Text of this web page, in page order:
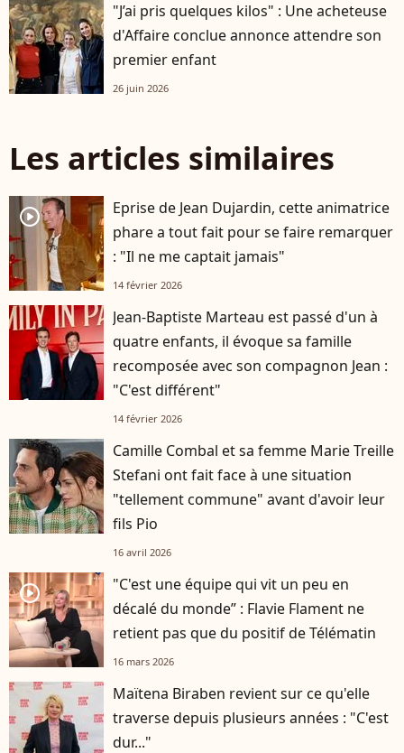
"J’ai pris quelques kilos" : Une acheteuse
d'Affaire conclue annonce attendre son
premier enfant
26 juin 2026
Les articles similaires
player2
Eprise de Jean Dujardin, cette animatrice
phare a tout fait pour se faire remarquer
: "Il ne me captait jamais"
14 février 2026
Jean-Baptiste Marteau est passé d'un à
quatre enfants, il évoque sa famille
recomposée avec son compagnon Jean :
"C'est différent"
14 février 2026
Camille Combal et sa femme Marie Treille
Stefani ont fait face à une situation
"tellement commune" avant d'avoir leur
fils Pio
16 avril 2026
player2
"C'est une équipe qui vit un peu en
décalé du monde” : Flavie Flament ne
retient pas que du positif de Télématin
16 mars 2026
Maïtena Biraben revient sur ce qu'elle
traverse depuis plusieurs années : "C'est
dur..."